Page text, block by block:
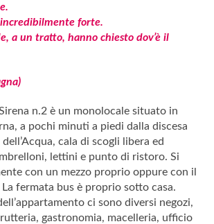
forte.
a un tratto, hanno chiesto dov’è il
n.2 è un monolocale situato in
a pochi minuti a piedi dalla discesa
cala di scogli libera ed
lettini e punto di ristoro. Si
con un mezzo proprio oppure con il
fermata bus è proprio sotto casa.
ci sono diversi negozi,
gastronomia, macelleria, ufficio